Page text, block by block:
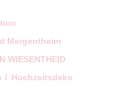
Mergentheim
WIESENTHEID
Hochzeitsdeko